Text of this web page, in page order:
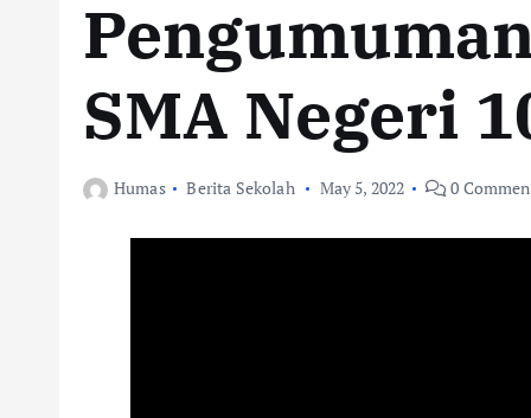
SMA Negeri
Humas Berita Sekolah May 5, 2022 0